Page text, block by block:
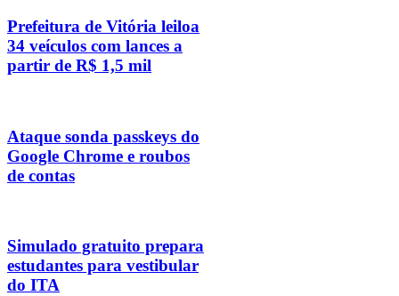
Prefeitura de Vitória leiloa
34 veículos com lances a
partir de R$ 1,5 mil
Ataque sonda passkeys do
Google Chrome e roubos
de contas
Simulado gratuito prepara
estudantes para vestibular
do ITA